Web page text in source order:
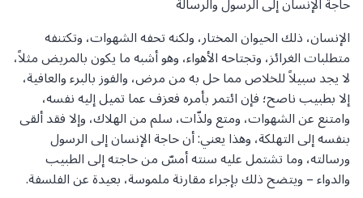
الإنسان، ذلك الحيوان المختار، ولكنه تحفه الشهوات، وتكتنفه
متطلبات الغرائز، وتجتاحه الأهواء، وهو أشبه ما يكون بالمريض مثلاً،
لا يجد سبيلاً للخلاص مما حل به من مرض، والفوز بالبرء والعافية،
إلا بطبيب ناصح؛ فإن ائتمر بأمره فعزف عما تميل إليه نفسه،
وامتنع عن الشهوات، ومتع ولذّات، سلم من الهلاك، وإلا فقد ألقى
بنفسه إلى التهلكة، وهذا يعني: أن حاجة الإنسان إلى الرسول
ورسالته، وما تشتمل عليه سنته أمسّ من حاجته إلى الطبيب
والدواء – ويتضح ذلك بإجراء مقارنة ملموسة، بعيدة عن الفلسفة.